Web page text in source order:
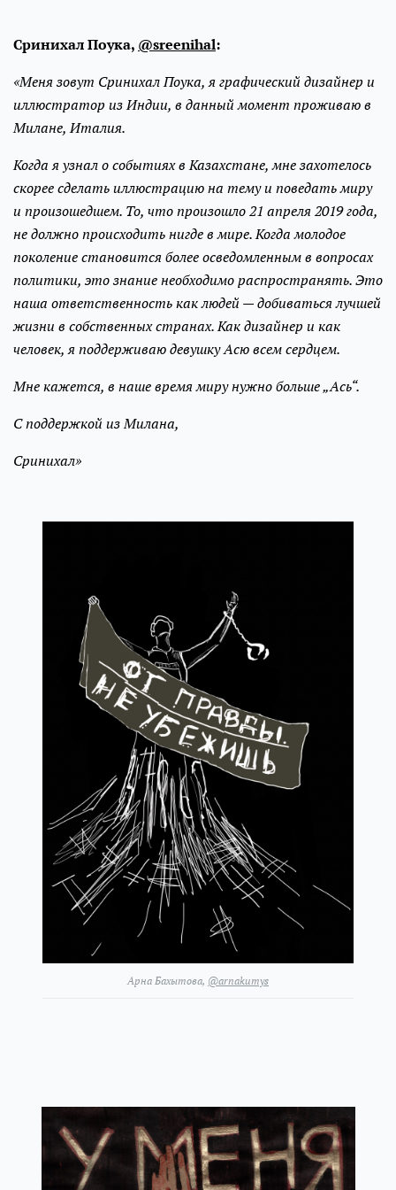
Сринихал Поука, @sreenihal:
«Меня зовут Сринихал Поука, я графический дизайнер и
иллюстратор из Индии, в данный момент проживаю в
Милане, Италия.
Когда я узнал о событиях в Казахстане, мне захотелось
скорее сделать иллюстрацию на тему и поведать миру
и произошедшем. То, что произошло 21 апреля 2019 года,
не должно происходить нигде в мире. Когда молодое
поколение становится более осведомленным в вопросах
политики, это знание необходимо распространять. Это
наша ответственность как людей — добиваться лучшей
жизни в собственных странах. Как дизайнер и как
человек, я поддерживаю девушку Асю всем сердцем.
Мне кажется, в наше время миру нужно больше „Ась“.
С поддержкой из Милана,
Сринихал»
Арна Бахытова, @arnakumys